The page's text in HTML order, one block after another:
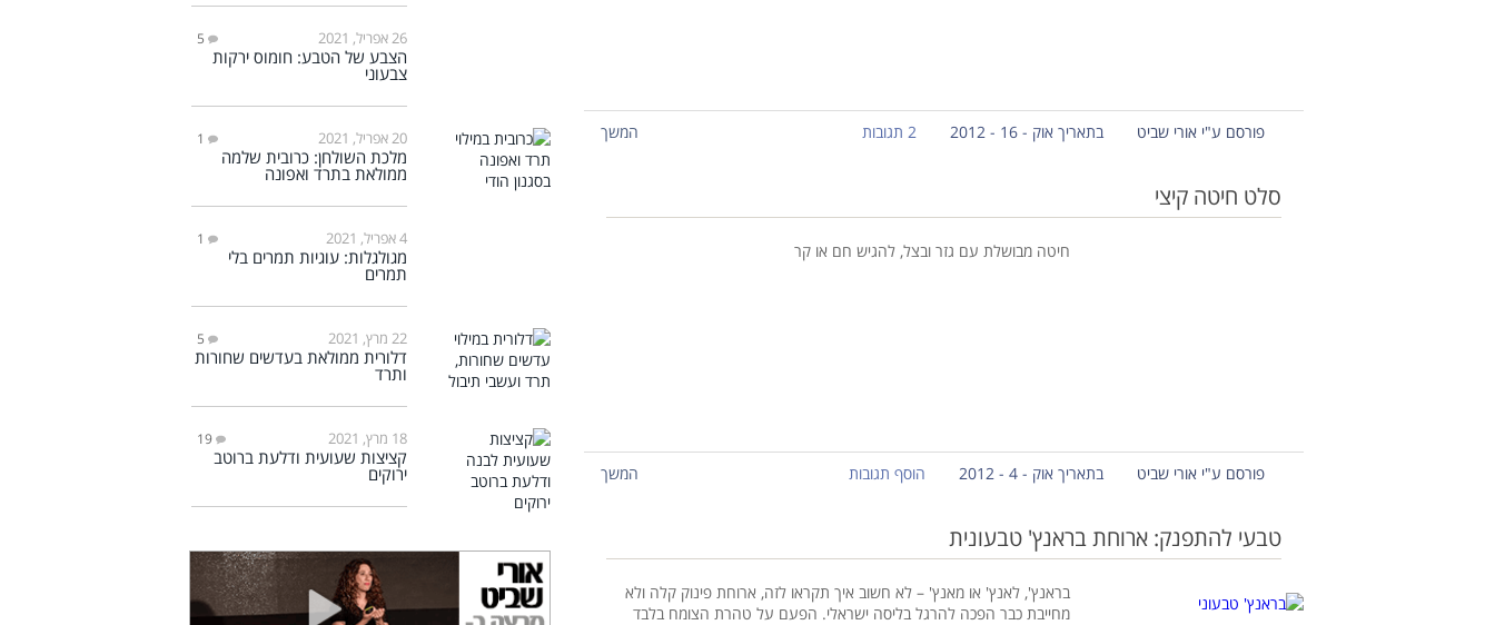
פורסם ע"י אורי שביט בתאריך אוק - 16 - 2012 2 תגובות המשך
סלט חיטה קיצי
חיטה מבושלת עם גזר ובצל, להגיש חם או קר
פורסם ע"י אורי שביט בתאריך אוק - 4 - 2012 הוסף תגובות המשך
טבעי להתפנק: ארוחת בראנץ' טבעונית
בראנץ', לאנץ' או מאנץ' – לא חשוב איך תקראו לזה, ארוחת פינוק קלה ולא
מחייבת כבר הפכה להרגל בליסה ישראלי. הפעם על טהרת הצומח בלבד
26 אפריל, 2021 5
הצבע של הטבע: חומוס ירקות
צבעוני
20 אפריל, 2021 1
מלכת השולחן: כרובית שלמה
ממולאת בתרד ואפונה
4 אפריל, 2021 1
מגולגלות: עוגיות תמרים בלי
תמרים
22 מרץ, 2021 5
דלורית ממולאת בעדשים שחורות
ותרד
18 מרץ, 2021 19
קציצות שעועית ודלעת ברוטב
ירוקים